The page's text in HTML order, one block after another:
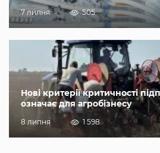
7 липня 505
Нові критерії критичності
означає для агробізнесу
8 липня 1 598